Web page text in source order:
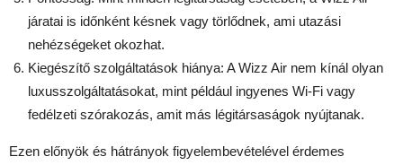
járatai is időnként késnek vagy törlődnek, ami utazási
nehézségeket okozhat.
Kiegészítő szolgáltatások hiánya: A Wizz Air nem kínál olyan
luxusszolgáltatásokat, mint például ingyenes Wi-Fi vagy
fedélzeti szórakozás, amit más légitársaságok nyújtanak.
Ezen előnyök és hátrányok figyelembevételével érdemes